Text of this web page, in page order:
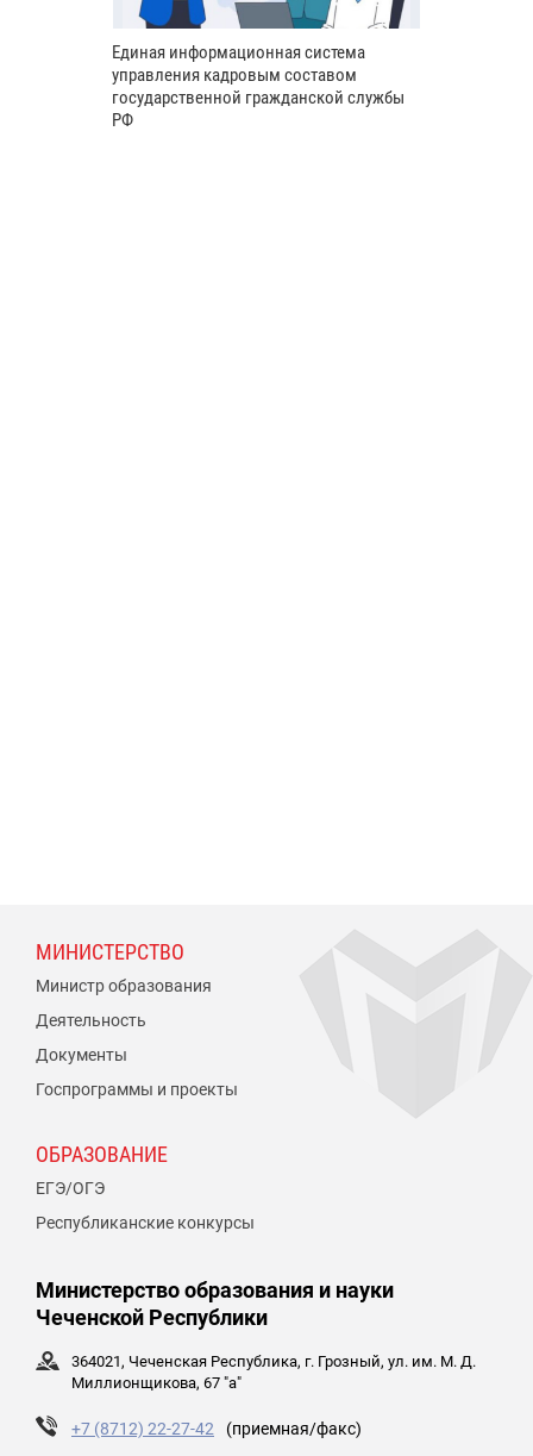
Единая информационная система
управления кадровым составом
государственной гражданской службы
РФ
МИНИСТЕРСТВО
Министр образования
Деятельность
Документы
Госпрограммы и проекты
ОБРАЗОВАНИЕ
ЕГЭ/ОГЭ
Республиканские конкурсы
Министерство образования и науки
Чеченской Республики
364021, Чеченская Республика, г. Грозный, ул. им. М. Д.
Миллионщикова, 67 "а"
+7 (8712) 22-27-42 (приемная/факс)